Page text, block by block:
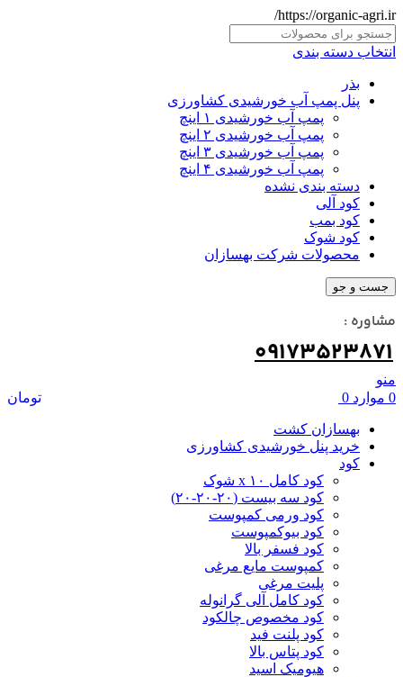
https://organic-agri.ir/
انتخاب دسته بندی
بذر
پنل پمپ آب خورشیدی کشاورزی
پمپ آب خورشیدی ۱ اینچ
پمپ آب خورشیدی ۲ اینچ
پمپ آب خورشیدی ۳ اینچ
پمپ آب خورشیدی ۴ اینچ
دسته بندی نشده
کود آلی
کود بمب
کود شوک
محصولات شرکت بهسازان
جست و جو
مشاوره :
09173523871
منو
0 موارد 0 تومان
بهسازان کشت
خرید پنل خورشیدی کشاورزی
کود
کود کامل ۱۰ x شوک
کود سه بیست (۲۰-۲۰-۲۰)
کود ورمی کمپوست
کود بیوکمپوست
کود فسفر بالا
کمپوست مایع مرغی
پلیت مرغی
کود کامل آلی گرانوله
کود مخصوص چالکود
کود پلنت فید
کود پتاس بالا
هیومیک اسید